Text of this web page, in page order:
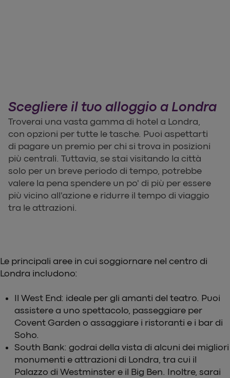
Scegliere il tuo alloggio a Londra
Troverai una vasta gamma di hotel a Londra,
con opzioni per tutte le tasche. Puoi aspettarti
di pagare un premio per chi si trova in posizioni
più centrali. Tuttavia, se stai visitando la città
solo per un breve periodo di tempo, potrebbe
valere la pena spendere un po' di più per essere
più vicino all'azione e ridurre il tempo di viaggio
tra le attrazioni.
Le principali aree in cui soggiornare nel centro di
Londra includono:
Il West End: ideale per gli amanti del teatro. Puoi
assistere a uno spettacolo, passeggiare per
Covent Garden o assaggiare i ristoranti e i bar di
Soho.
South Bank: godrai della vista di alcuni dei migliori
monumenti e attrazioni di Londra, tra cui il
Palazzo di Westminster e il Big Ben. Inoltre, sarai